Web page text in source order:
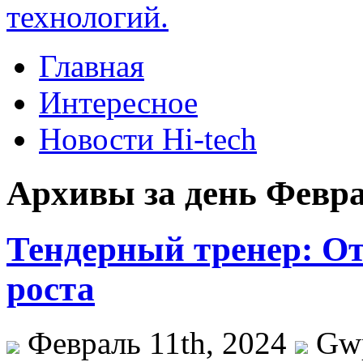
Главная
Интересное
Новости Hi-tech
Архивы за день
Тендерный тренер:
роста
Февраль 11th, 2024